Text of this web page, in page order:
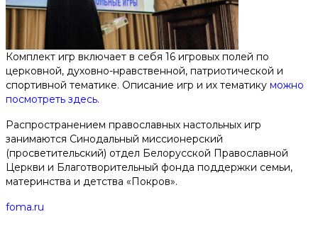
Комплект игр включает в себя 16 игровых полей по
церковной, духовно-нравственной, патриотической и
спортивной тематике. Описание игр и их тематику можно
посмотреть здесь.
Распространением православных настольных игр
занимаются Синодальный миссионерский
(просветительский) отдел Белорусской Православной
Церкви и Благотворительный фонда поддержки семьи,
материнства и детства «Покров».
foma.ru